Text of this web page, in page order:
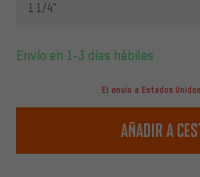
1 1/4"
Envío en 1-3 días hábiles
El envío a Estados
Añadir a